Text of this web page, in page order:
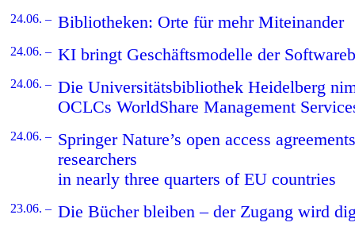
24.06. – Bibliotheken: Orte für mehr Miteinander
24.06. – KI bringt Geschäftsmodelle der
24.06. – Die Universitätsbibliothek Heidelberg
OCLCs WorldShare Management
24.06. – Springer Nature’s open access
researchers
in nearly three quarters of EU countries
23.06. – Die Bücher bleiben – der Zugang wird